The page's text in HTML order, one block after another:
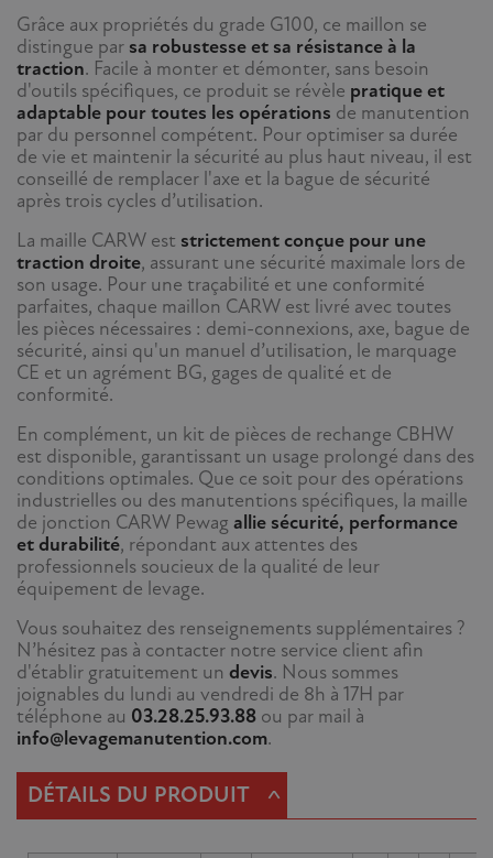
Grâce aux propriétés du grade G100, ce maillon se
distingue par sa robustesse et sa résistance à la
traction. Facile à monter et démonter, sans besoin
d'outils spécifiques, ce produit se révèle pratique et
adaptable pour toutes les opérations de manutention
par du personnel compétent. Pour optimiser sa durée
de vie et maintenir la sécurité au plus haut niveau, il est
conseillé de remplacer l'axe et la bague de sécurité
après trois cycles d’utilisation.
La maille CARW est strictement conçue pour une
traction droite, assurant une sécurité maximale lors de
son usage. Pour une traçabilité et une conformité
parfaites, chaque maillon CARW est livré avec toutes
les pièces nécessaires : demi-connexions, axe, bague de
sécurité, ainsi qu'un manuel d’utilisation, le marquage
CE et un agrément BG, gages de qualité et de
conformité.
En complément, un kit de pièces de rechange CBHW
est disponible, garantissant un usage prolongé dans des
conditions optimales. Que ce soit pour des opérations
industrielles ou des manutentions spécifiques, la maille
de jonction CARW Pewag allie sécurité, performance
et durabilité, répondant aux attentes des
professionnels soucieux de la qualité de leur
équipement de levage.
Vous souhaitez des renseignements supplémentaires ?
N’hésitez pas à contacter notre service client afin
d'établir gratuitement un devis. Nous sommes
joignables du lundi au vendredi de 8h à 17H par
téléphone au 03.28.25.93.88 ou par mail à
info@levagemanutention.com.
DÉTAILS DU PRODUIT ^